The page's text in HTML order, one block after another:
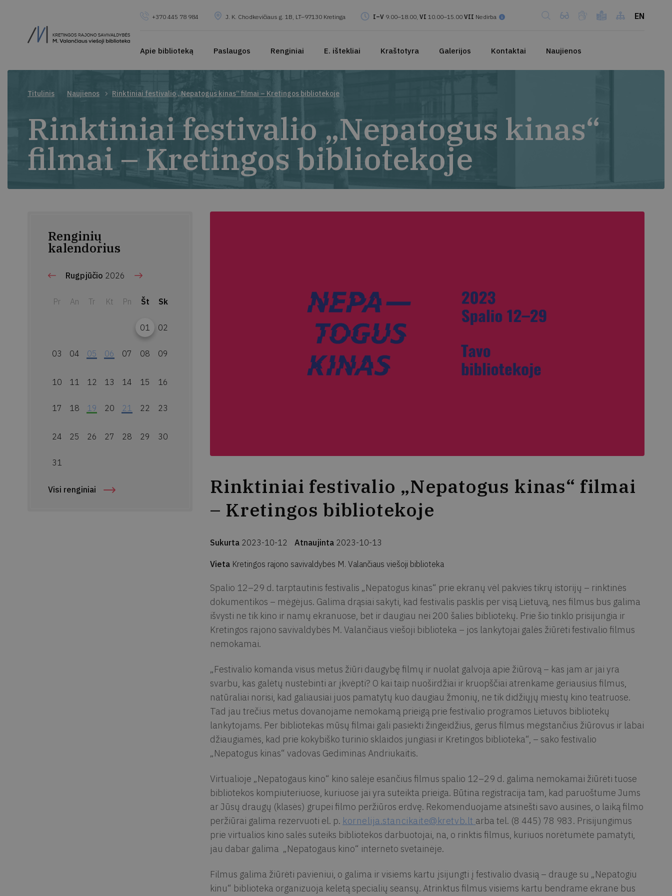
+370 445 78 984 J. K. Chodkevičiaus g. 1B, LT–97130 Kretinga I–V 9.00–18.00, VI 10.00–15.00 VII Nedirba EN
Apie biblioteką Paslaugos Renginiai E. ištekliai Kraštotyra Galerijos Kontaktai Naujienos
Titulinis Naujienos Rinktiniai festivalio „Nepatogus kinas“ filmai – Kretingos bibliotekoje
Rinktiniai festivalio „Nepatogus kinas“
filmai – Kretingos bibliotekoje
Renginių
kalendorius
Rugpjūčio 2026
Pr An Tr Kt Pn Št Sk
01 02
03 04 05 06 07 08 09
10 11 12 13 14 15 16
17 18 19 20 21 22 23
24 25 26 27 28 29 30
31
Visi renginiai
Rinktiniai festivalio „Nepatogus kinas“ filmai
– Kretingos bibliotekoje
Sukurta 2023-10-12 Atnaujinta 2023-10-13
Vieta Kretingos rajono savivaldybės M. Valančiaus viešoji biblioteka
Spalio 12–29 d. tarptautinis festivalis „Nepatogus kinas“ prie ekranų vėl pakvies tikrų istorijų – rinktinės
dokumentikos – mėgėjus. Galima drąsiai sakyti, kad festivalis pasklis per visą Lietuvą, nes filmus bus galima
išvysti ne tik kino ir namų ekranuose, bet ir daugiau nei 200 šalies bibliotekų. Prie šio tinklo prisijungia ir
Kretingos rajono savivaldybės M. Valančiaus viešoji biblioteka – jos lankytojai galės žiūrėti festivalio filmus
nemokamai.
„Festivalio komanda visus metus žiūri daugybę filmų ir nuolat galvoja apie žiūrovą – kas jam ar jai yra
svarbu, kas galėtų nustebinti ar įkvėpti? O kai taip nuoširdžiai ir kruopščiai atrenkame geriausius filmus,
natūraliai norisi, kad galiausiai juos pamatytų kuo daugiau žmonių, ne tik didžiųjų miestų kino teatruose.
Tad jau trečius metus dovanojame nemokamą prieigą prie festivalio programos Lietuvos bibliotekų
lankytojams. Per bibliotekas mūsų filmai gali pasiekti žingeidžius, gerus filmus mėgstančius žiūrovus ir labai
džiaugiamės, kad prie kokybiško turinio sklaidos jungiasi ir Kretingos biblioteka“, – sako festivalio
„Nepatogus kinas“ vadovas Gediminas Andriukaitis.
Virtualioje „Nepatogaus kino“ kino salėje esančius filmus spalio 12–29 d. galima nemokamai žiūrėti tuose
bibliotekos kompiuteriuose, kuriuose jai yra suteikta prieiga. Būtina registracija tam, kad paruoštume Jums
ar Jūsų draugų (klasės) grupei filmo peržiūros erdvę. Rekomenduojame atsinešti savo ausines, o laiką filmo
peržiūrai galima rezervuoti el. p. kornelija.stancikaite@kretvb.lt arba tel. (8 445) 78 983. Prisijungimus
prie virtualios kino salės suteiks bibliotekos darbuotojai, na, o rinktis filmus, kuriuos norėtumėte pamatyti,
jau dabar galima „Nepatogaus kino“ interneto svetainėje.
Filmus galima žiūrėti pavieniui, o galima ir visiems kartu įsijungti į festivalio dvasią – drauge su „Nepatogiu
kinu“ biblioteka organizuoja keletą specialių seansų. Atrinktus filmus visiems kartu bendrame ekrane bus